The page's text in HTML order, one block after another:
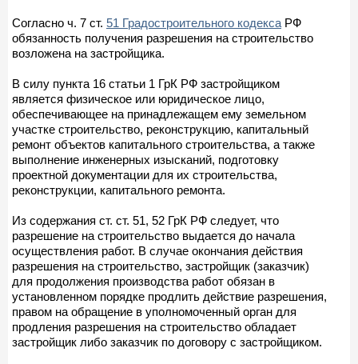
Согласно ч. 7 ст. 51 Градостроительного кодекса РФ
обязанность получения разрешения на строительство
возложена на застройщика.
В силу пункта 16 статьи 1 ГрК РФ застройщиком
является физическое или юридическое лицо,
обеспечивающее на принадлежащем ему земельном
участке строительство, реконструкцию, капитальный
ремонт объектов капитального строительства, а также
выполнение инженерных изысканий, подготовку
проектной документации для их строительства,
реконструкции, капитального ремонта.
Из содержания ст. ст. 51, 52 ГрК РФ следует, что
разрешение на строительство выдается до начала
осуществления работ. В случае окончания действия
разрешения на строительство, застройщик (заказчик)
для продолжения производства работ обязан в
установленном порядке продлить действие разрешения,
правом на обращение в уполномоченный орган для
продления разрешения на строительство обладает
застройщик либо заказчик по договору с застройщиком.